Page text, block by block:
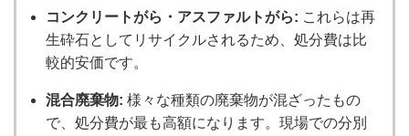
コンクリートがら・アスファルトがら: これらは再
生砕石としてリサイクルされるため、処分費は比
較的安価です。
混合廃棄物: 様々な種類の廃棄物が混ざったもの
で、処分費が最も高額になります。現場での分別